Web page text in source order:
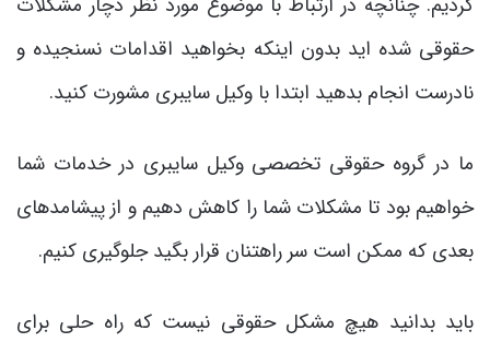
حقوقی شده اید بدون اینکه بخواهید اقدامات نسنجیده و
نادرست انجام بدهید ابتدا با وکیل سایبری مشورت کنید.
ما در گروه حقوقی تخصصی وکیل سایبری در خدمات شما
خواهیم بود تا مشکلات شما را کاهش دهیم و از پیشامدهای
بعدی که ممکن است سر راهتنان قرار بگید جلوگیری کنیم.
باید بدانید هیچ مشکل حقوقی نیست که راه حلی برای